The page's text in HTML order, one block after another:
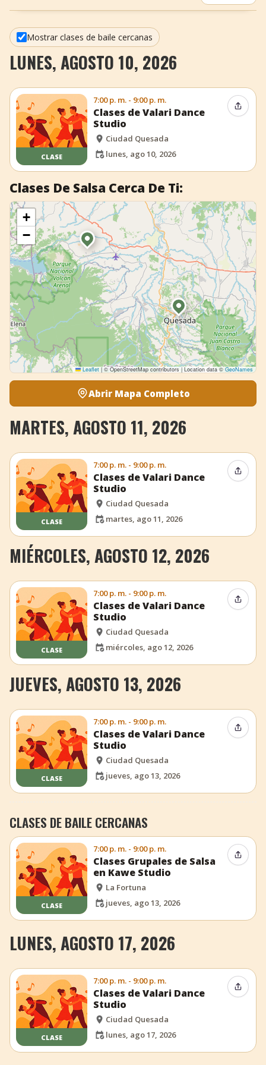
+ Añadir evento
Mostrar clases de baile cercanas
LUNES, AGOSTO 10, 2026
CLASE
7:00 p. m. - 9:00 p. m.
Clases de Valari Dance
Studio
Ciudad Quesada
lunes, ago 10, 2026
Clases De Salsa Cerca De Ti:
+
−
Leaflet |© OpenStreetMap contributors | Location data ©GeoNames
Abrir Mapa Completo
MARTES, AGOSTO 11, 2026
CLASE
7:00 p. m. - 9:00 p. m.
Clases de Valari Dance
Studio
Ciudad Quesada
martes, ago 11, 2026
MIÉRCOLES, AGOSTO 12, 2026
CLASE
7:00 p. m. - 9:00 p. m.
Clases de Valari Dance
Studio
Ciudad Quesada
miércoles, ago 12, 2026
JUEVES, AGOSTO 13, 2026
CLASE
7:00 p. m. - 9:00 p. m.
Clases de Valari Dance
Studio
Ciudad Quesada
jueves, ago 13, 2026
CLASES DE BAILE CERCANAS
CLASE
7:00 p. m. - 9:00 p. m.
Clases Grupales de Salsa
en Kawe Studio
La Fortuna
jueves, ago 13, 2026
LUNES, AGOSTO 17, 2026
CLASE
7:00 p. m. - 9:00 p. m.
Clases de Valari Dance
Studio
Ciudad Quesada
lunes, ago 17, 2026